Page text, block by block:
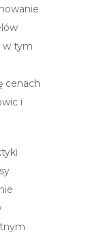
w tym
cenach
i